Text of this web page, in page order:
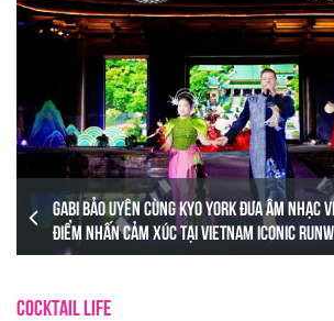
Booking.com x Mille Mille biến ly cà phê thành tấm
Gabi Bảo Uyên cùng Kyo York đưa âm
điểm nhấn cảm xúc tại Vietnam Iconic
COCKTAIL LIFE